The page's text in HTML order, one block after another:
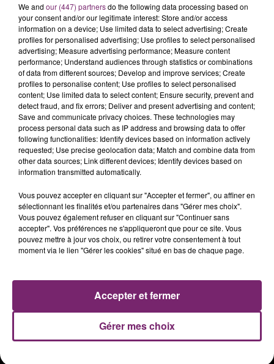
ACTUS RADIO
PODCASTS
JEUX
PHOTOS PUBLICITÉ
Plan du site
Mentions légales
We and our (447) partnersdo the following data processing based on
your consent and/or our legitimate interest: Store and/or access
information on a device; Use limited data to select advertising; Create
profiles for personalised advertising; Use profiles to select personalised
advertising; Measure advertising performance; Measure content
performance; Understand audiences through statistics or combinations
of data from different sources; Develop and improve services; Create
profiles to personalise content; Use profiles to select personalised
content; Use limited data to select content; Ensure security, prevent and
detect fraud, and fix errors; Deliver and present advertising and content;
Save and communicate privacy choices. These technologies may
process personal data such as IP address and browsing data to offer
following functionalities: Identify devices based on information actively
requested; Use precise geolocation data; Match and combine data from
other data sources; Link different devices; Identify devices based on
information transmitted automatically.
Vous pouvez accepter en cliquant sur "Accepter et fermer", ou affiner en
sélectionnant les finalités et/ou partenaires dans "Gérer mes choix".
Vous pouvez également refuser en cliquant sur "Continuer sans
accepter". Vos préférences ne s'appliqueront que pour ce site. Vous
pouvez mettre à jour vos choix, ou retirer votre consentement à tout
moment via le lien "Gérer les cookies" situé en bas de chaque page.
Gérer mes choix
Accepter et fermer